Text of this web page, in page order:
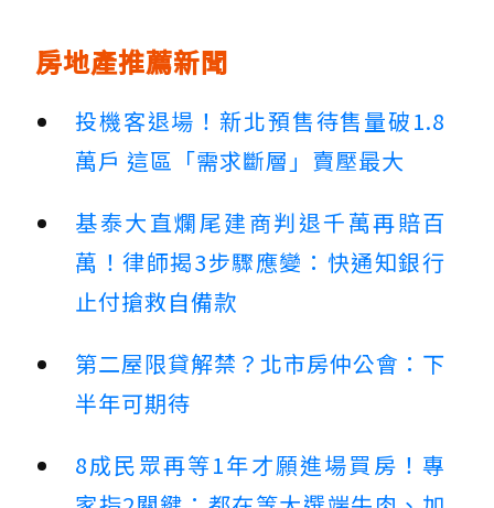
房地產推薦新聞
投機客退場！新北預售待售量破1.8
萬戶 這區「需求斷層」賣壓最大
基泰大直爛尾建商判退千萬再賠百
萬！律師揭3步驟應變：快通知銀行
止付搶救自備款
第二屋限貸解禁？北市房仲公會：下
半年可期待
8成民眾再等1年才願進場買房！專